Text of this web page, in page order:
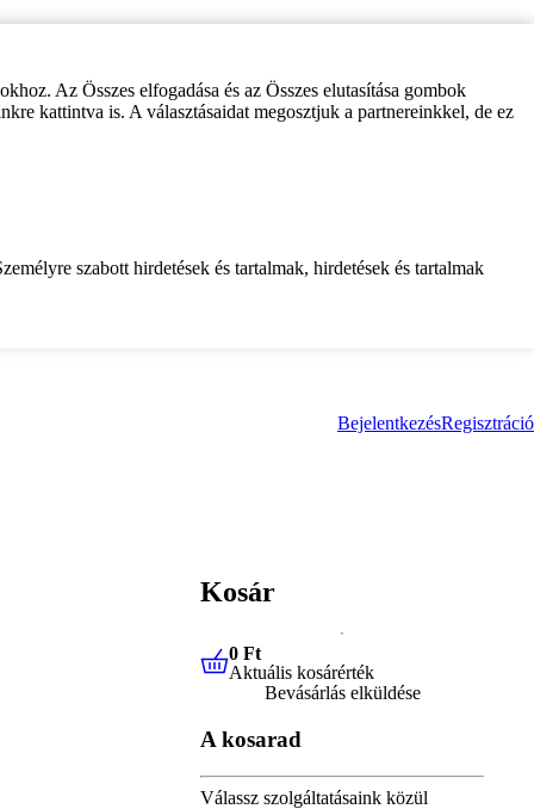
Az Összes elfogadása és az Összes elutasítása gombok
kattintva is. A választásaidat megosztjuk a partnereinkkel, de ez
szabott hirdetések és tartalmak, hirdetések és tartalmak
BejelentkezésRegisztráció
Kosár
0 FtAktuális kosárérték
0 Ft
Aktuális kosárérték
Bevásárlás elküldése
A kosarad
Válassz szolgáltatásaink közül